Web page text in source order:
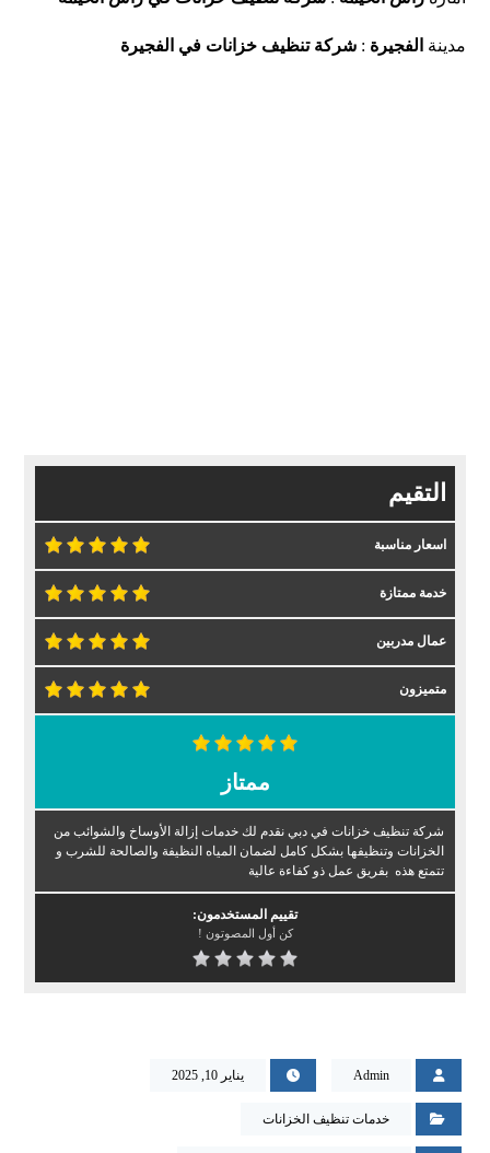
مدينة الفجيرة :شركة تنظيف خزانات في الفجيرة
التقيم
اسعار مناسبة
خدمة ممتازة
عمال مدربين
متميزون
ممتاز
شركة تنظيف خزانات في دبي نقدم لك خدمات إزالة الأوساخ والشوائب من
الخزانات وتنظيفها بشكل كامل لضمان المياه النظيفة والصالحة للشرب و
تتمتع هذه بفريق عمل ذو كفاءة عالية
تقييم المستخدمون:
كن أول المصوتون !
Admin يناير 10, 2025
خدمات تنظيف الخزانات